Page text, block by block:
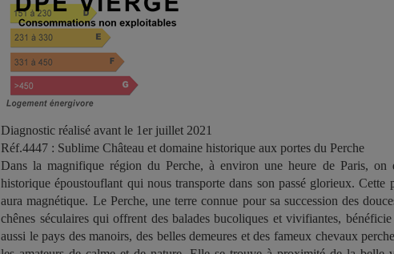
Diagnostic réalisé avant le 1er juillet 2021
Réf.4447 : Sublime Château et domaine historique aux portes du Perche
Dans la magnifique région du Perche, à environ une heure de Paris, on
historique époustouflant qui nous transporte dans son passé glorieux.
aura magnétique. Le Perche, une terre connue pour sa succession des
chênes séculaires qui offrent des balades bucoliques et vivifiantes,
aussi le pays des manoirs, des belles demeures et des fameux chevaux